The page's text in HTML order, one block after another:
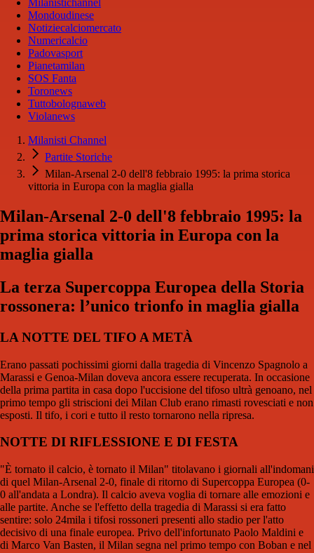
Milanistichannel
Mondoudinese
Notiziecalciomercato
Numericalcio
Padovasport
Pianetamilan
SOS Fanta
Toronews
Tuttobolognaweb
Violanews
Milanisti Channel
Partite Storiche
Milan-Arsenal 2-0 dell'8 febbraio 1995: la prima storica
vittoria in Europa con la maglia gialla
Milan-Arsenal 2-0 dell'8 febbraio 1995: la
prima storica vittoria in Europa con la
maglia gialla
La terza Supercoppa Europea della Storia
rossonera: l’unico trionfo in maglia gialla
LA NOTTE DEL TIFO A METÀ
Erano passati pochissimi giorni dalla tragedia di Vincenzo Spagnolo a
Marassi e Genoa-Milan doveva ancora essere recuperata. In occasione
della prima partita in casa dopo l'uccisione del tifoso ultrà genoano, nel
primo tempo gli striscioni dei Milan Club erano rimasti rovesciati e non
esposti. Il tifo, i cori e tutto il resto tornarono nella ripresa.
NOTTE DI RIFLESSIONE E DI FESTA
"È tornato il calcio, è tornato il Milan" titolavano i giornali all'indomani
di quel Milan-Arsenal 2-0, finale di ritorno di Supercoppa Europea (0-
0 all'andata a Londra). Il calcio aveva voglia di tornare alle emozioni e
alle partite. Anche se l'effetto della tragedia di Marassi si era fatto
sentire: solo 24mila i tifosi rossoneri presenti allo stadio per l'atto
decisivo di una finale europea. Privo dell'infortunato Paolo Maldini e
di Marco Van Basten, il Milan segna nel primo tempo con Boban e nel